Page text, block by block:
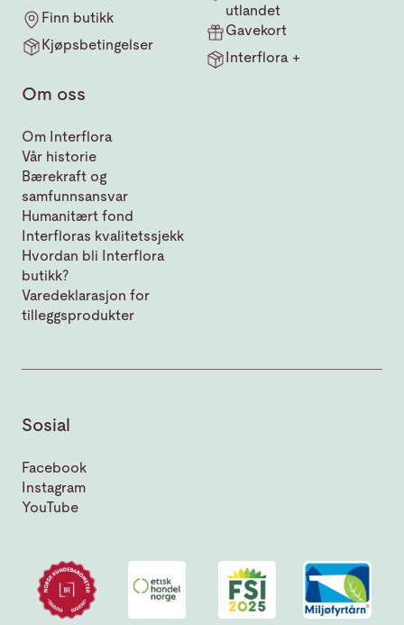
Finn butikk
Kjøpsbetingelser
utlandet
Gavekort
Interflora +
Om oss
Om Interflora
Vår historie
Bærekraft og
samfunnsansvar
Humanitært fond
Interfloras kvalitetssjekk
Hvordan bli Interflora
butikk?
Varedeklarasjon for
tilleggsprodukter
Sosial
Facebook
Instagram
YouTube